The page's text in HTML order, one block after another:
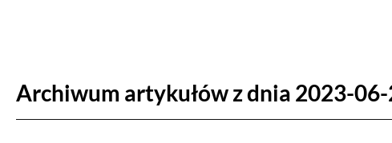
Archiwum artykułów z dnia 2023-